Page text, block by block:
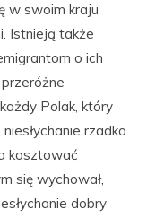
w swoim kraju
Istnieją także
o ich
Polak, który
rzadko
kosztować
się wychował,
dobry